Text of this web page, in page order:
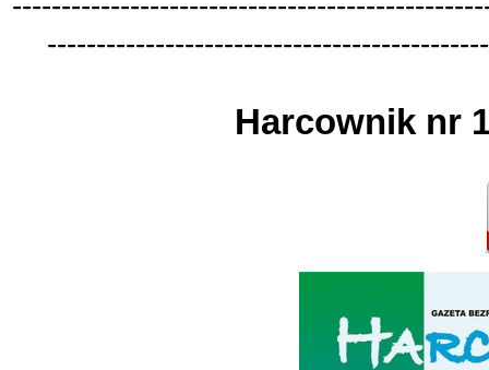
---------------------------------------------
Harcownik nr